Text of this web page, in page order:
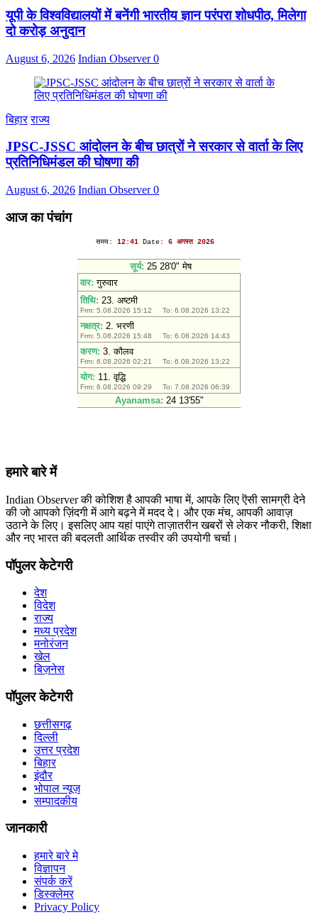
यूपी के विश्वविद्यालयों में बनेंगी भारतीय ज्ञान परंपरा शोधपीठ, मिलेगा
दो करोड़ अनुदान
August 6, 2026 Indian Observer0
बिहार राज्य
JPSC-JSSC आंदोलन के बीच छात्रों ने सरकार से वार्ता के लिए
प्रतिनिधिमंडल की घोषणा की
August 6, 2026 Indian Observer0
आज का पंचांग
हमारे बारे में
Indian Observer की कोशिश है आपकी भाषा में, आपके लिए ऎसी सामग्री देने
की जो आपको ज़िंदगी में आगे बढ़ने में मदद दे। और एक मंच, आपकी आवाज़
उठाने के लिए। इसलिए आप यहां पाएंगे ताज़ातरीन खबरों से लेकर नौकरी, शिक्षा
और नए भारत की बदलती आर्थिक तस्वीर की उपयोगी चर्चा।
पॉपुलर केटेगरी
देश
विदेश
राज्य
मध्य प्रदेश
मनोरंजन
खेल
बिज़नेस
पॉपुलर केटेगरी
छत्तीसगढ़
दिल्ली
उत्तर प्रदेश
बिहार
इंदौर
भोपाल न्यूज़
सम्पादकीय
जानकारी
हमारे बारे मे
विज्ञापन
संपर्क करें
डिस्क्लेमर
Privacy Policy